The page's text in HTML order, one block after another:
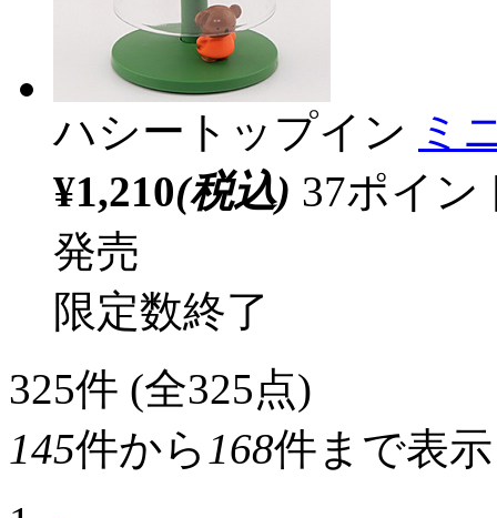
ハシートップイン ミ
¥1,210(税込) 37ポイ
発売
限定数終了
325件 (全325点)
145件から 168件まで表示